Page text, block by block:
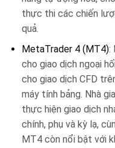
thực thi các chiến
quả.
MetaTrader 4 (MT4):
cho giao dịch ngoại
cho giao dịch CFD
máy tính bảng. Nhà
thực hiện giao dịch
chính, phụ và kỳ lạ,
MT4 còn nổi bật với